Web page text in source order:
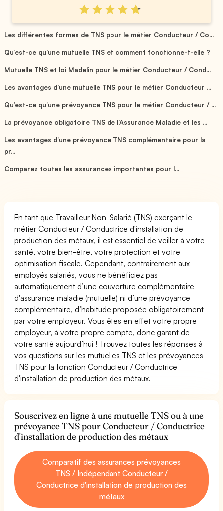
Les différentes formes de TNS pour le métier Conducteur / Co...
Qu’est-ce qu’une mutuelle TNS et comment fonctionne-t-elle ?
Mutuelle TNS et loi Madelin pour le métier Conducteur / Cond...
Les avantages d’une mutuelle TNS pour le métier Conducteur ...
Qu’est-ce qu’une prévoyance TNS pour le métier Conducteur / ...
La prévoyance obligatoire TNS de l’Assurance Maladie et les ...
Les avantages d’une prévoyance TNS complémentaire pour la
pr...
Comparez toutes les assurances importantes pour l...
En tant que Travailleur Non-Salarié (TNS) exerçant le
métier Conducteur / Conductrice d'installation de
production des métaux, il est essentiel de veiller à votre
santé, votre bien-être, votre protection et votre
optimisation fiscale. Cependant, contrairement aux
employés salariés, vous ne bénéficiez pas
automatiquement d’une couverture complémentaire
d'assurance maladie (mutuelle) ni d’une prévoyance
complémentaire, d’habitude proposée obligatoirement
par votre employeur. Vous êtes en effet votre propre
employeur, à votre propre compte, donc garant de
votre santé aujourd’hui ! Trouvez toutes les réponses à
vos questions sur les mutuelles TNS et les prévoyances
TNS pour la fonction Conducteur / Conductrice
d'installation de production des métaux.
Souscrivez en ligne à une mutuelle TNS ou à une
prévoyance TNS pour Conducteur / Conductrice
d'installation de production des métaux
Comparatif des assurances prévoyances
TNS / Indépendant Conducteur /
Conductrice d'installation de production des
métaux